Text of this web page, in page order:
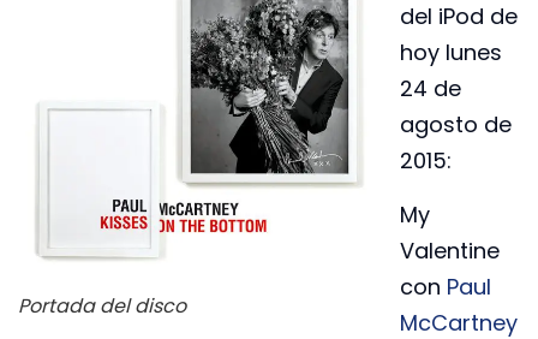
Portada del disco
del iPod de
hoy lunes
24 de
agosto de
2015:
My
Valentine
con Paul
McCartney